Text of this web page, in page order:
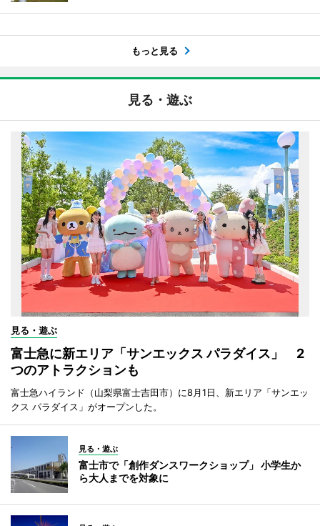
もっと見る
見る・遊ぶ
見る・遊ぶ
富士急に新エリア「サンエックス パラダイス」 2
つのアトラクションも
富士急ハイランド（山梨県富士吉田市）に8月1日、新エリア「サンエッ
クス パラダイス」がオープンした。
見る・遊ぶ
富士市で「創作ダンスワークショップ」 小学生か
ら大人までを対象に